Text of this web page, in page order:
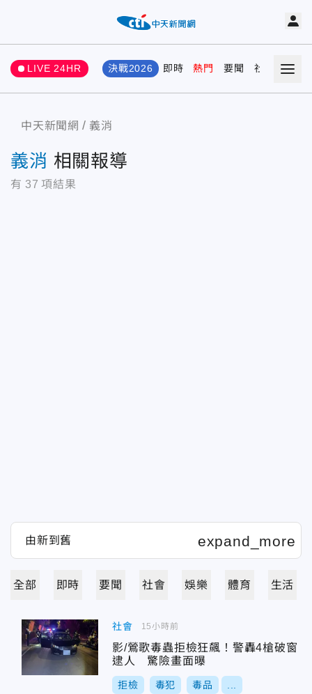
LIVE 24HR 決戰2026 即時 熱門 要聞 社會 娛樂
中天新聞網 義消
義消 相關報導
有 37 項結果
全部 即時 要聞 社會 娛樂 體育 生活
社會
影/鶯歌毒蟲拒檢狂飆！警轟4槍破窗
逮人 驚險畫面曝
拒檢 毒犯 毒品
15小時前